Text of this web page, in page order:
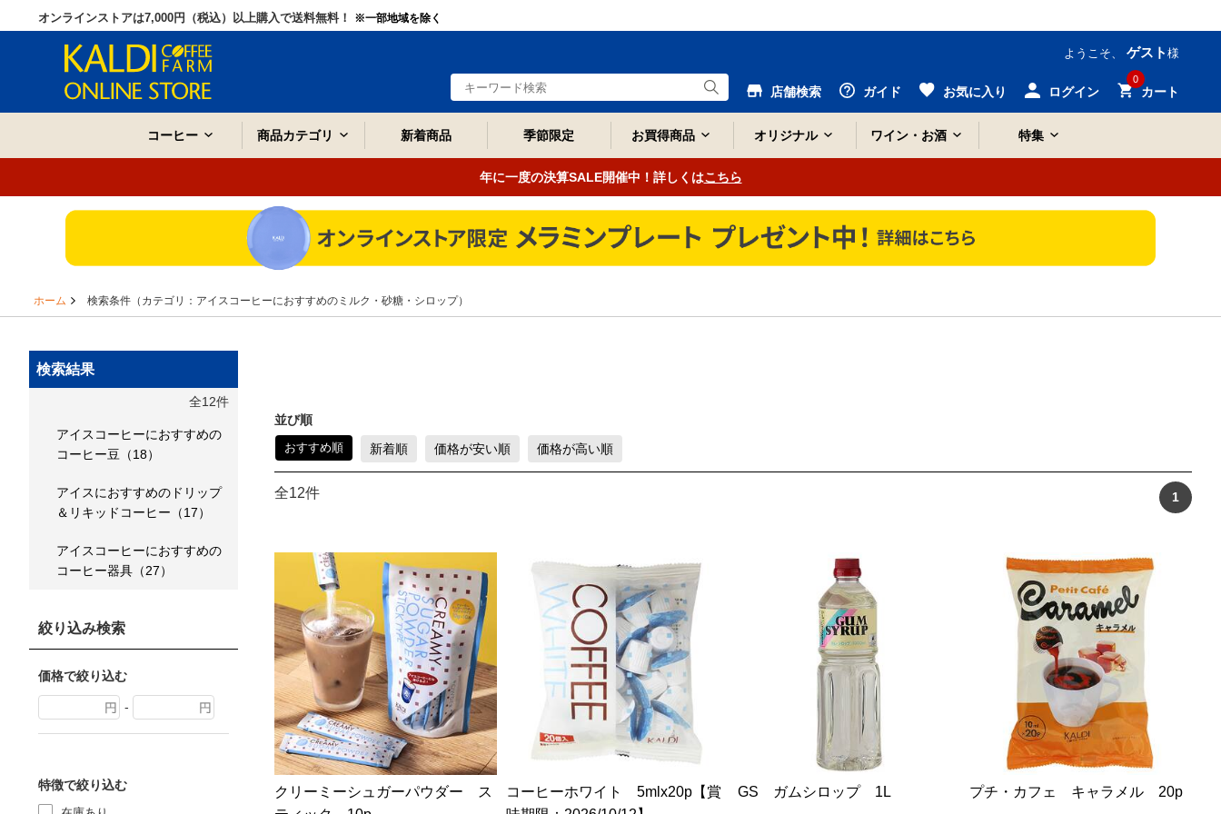
オンラインストアは7,000円（税込）以上購入で送料無料！ ※一部地域を除く
ようこそ、 ゲスト 様
店舗検索 ガイド お気に入り ログイン
0
カート
コーヒー 商品カテゴリ 新着商品 季節限定 お買得商品 オリジナル ワイン・お酒 特集
年に一度の決算SALE開催中！詳しくはこちら
ホーム 検索条件（カテゴリ：アイスコーヒーにおすすめのミルク・砂糖・シロップ）
並び順
おすすめ順 新着順 価格が安い順 価格が高い順
全12件 1
クリーミーシュガーパウダー ス
コーヒーホワイト 5mlx20p【賞
GS ガムシロップ 1L プチ・カフェ キャラメル 20p
検索結果
全12件
アイスコーヒーにおすすめの
コーヒー豆（18）
アイスにおすすめのドリップ
＆リキッドコーヒー（17）
アイスコーヒーにおすすめの
コーヒー器具（27）
絞り込み検索
価格で絞り込む
-
特徴で絞り込む